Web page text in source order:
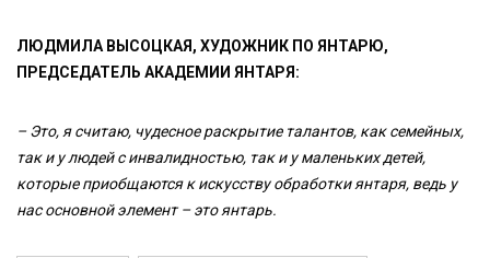
ЛЮДМИЛА ВЫСОЦКАЯ, ХУДОЖНИК ПО ЯНТАРЮ,
ПРЕДСЕДАТЕЛЬ АКАДЕМИИ ЯНТАРЯ:
– Это, я считаю, чудесное раскрытие талантов, как семейных,
так и у людей с инвалидностью, так и у маленьких детей,
которые приобщаются к искусству обработки янтаря, ведь у
нас основной элемент – это янтарь.